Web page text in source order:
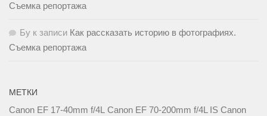
Съемка репортажа
Бу к записи Как рассказать историю в фотографиях.
Съемка репортажа
МЕТКИ
Canon EF 17-40mm f/4L Canon EF 70-200mm f/4L IS Canon